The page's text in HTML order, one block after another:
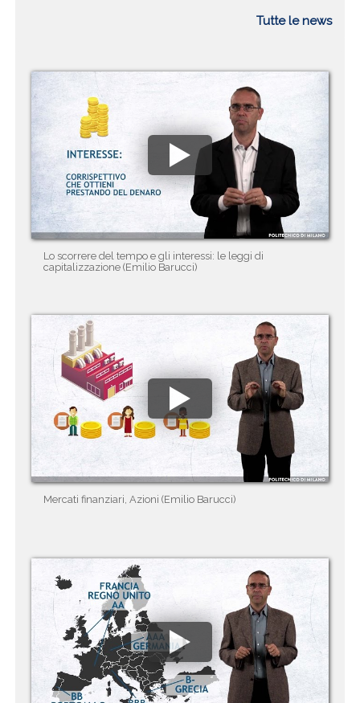
Tutte le news
Lo scorrere del tempo e gli interessi: le leggi di
capitalizzazione (Emilio Barucci)
Mercati finanziari, Azioni (Emilio Barucci)